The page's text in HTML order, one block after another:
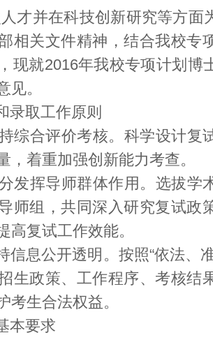
才并在科技创新研究等方面
相关文件精神，结合我校专
现就2016年我校专项计划博
见。
取工作原则
合评价考核。科学设计复
，着重加强创新能力考查。
挥导师群体作用。选拔学
师组，共同深入研究复试政
高复试工作效能。
息公开透明。按照“依法、
生政策、工作程序、考核结
考生合法权益。
要求